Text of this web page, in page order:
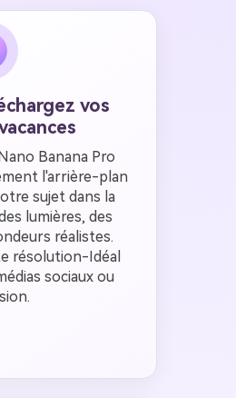
vos
Banana Pro
l'arrière-plan
sujet dans la
lumières, des
réalistes.
résolution-Idéal
sociaux ou